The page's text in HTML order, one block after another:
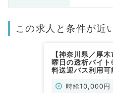
この求人と条件が近
【神奈川県／厚
曜日の透析バイ
料送迎バス利用可
時給10,000円